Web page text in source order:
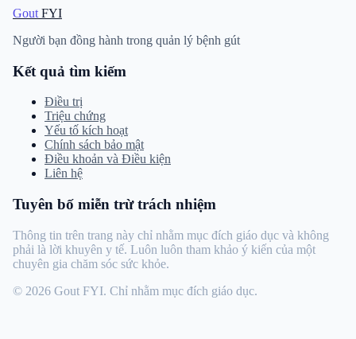
Gout FYI
Người bạn đồng hành trong quản lý bệnh gút
Kết quả tìm kiếm
Điều trị
Triệu chứng
Yếu tố kích hoạt
Chính sách bảo mật
Điều khoản và Điều kiện
Liên hệ
Tuyên bố miễn trừ trách nhiệm
Thông tin trên trang này chỉ nhằm mục đích giáo dục và không
phải là lời khuyên y tế. Luôn luôn tham khảo ý kiến ​​​​của một
chuyên gia chăm sóc sức khỏe.
© 2026 Gout FYI. Chỉ nhằm mục đích giáo dục.